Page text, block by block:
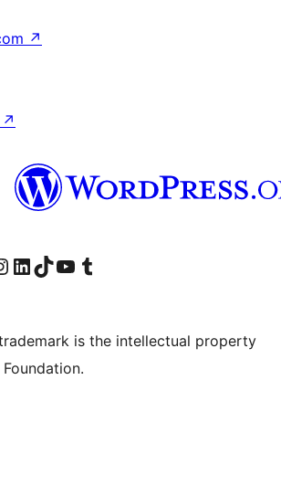
↗
↗
ຂອງພວກເຮົາ
ຢ້ຽມຊົມບັນຊີ LinkedIn ຂອງພວກເຮົາຢ້ຽມຊົມບັນຊີ TikTok ຂອງພວກເຮົາຢ້ຽມຊົມຊ່ອງ YouTube ຂອງພວກເຮົາຢ້ຽມຊົມບັນຊີ Tumblr ຂອງພວກເຮົາ
is the intellectual property